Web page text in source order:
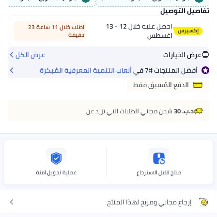
تفاصيل التوصيل
احصل عليه خلال
12 - 13
اغسطس
اطلب خلال 11 ساعة 23
دقيقة
عرض الخيارات
عرض الكل
أفضل المنتجات#7 فيألعاب التنمية المعرفية المُبكرة
الدفع المُسبق فقط
د.ب. 30 شحن مجاني للطلبات التي تزيد عن
منتج قليل الاسترجاع عملية تحويل آمنة
إرجاع مجاني ومريح لهذا المنتج